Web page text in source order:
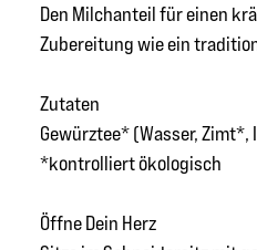
Den Milchanteil für einen
Zubereitung wie ein
Zutaten
Gewürztee* (Wasser,
*kontrolliert ökologisch
Öffne Dein Herz